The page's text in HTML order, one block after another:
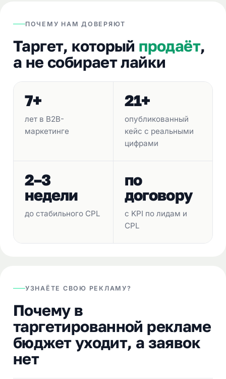
ПОЧЕМУ НАМ ДОВЕРЯЮТ
Таргет, который продаёт,
а не собирает лайки
7+
лет в B2B-
маркетинге
21+
опубликованный
кейс с реальными
цифрами
2–3
недели
до стабильного CPL
по
договору
с KPI по лидам и
CPL
УЗНАЁТЕ СВОЮ РЕКЛАМУ?
Почему в
таргетированной рекламе
бюджет уходит, а заявок
нет